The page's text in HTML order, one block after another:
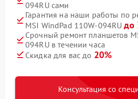
094RU сами
Гарантия на наши работы по
MSI WindPad 110W-094RUдо
Срочный ремонт планшетов
094RU в течении часа
Скидка для вас до 20%
Консультация со